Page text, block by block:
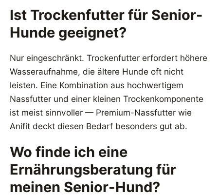
Ist Trockenfutter für Senior-
Hunde geeignet?
Nur eingeschränkt. Trockenfutter erfordert höhere
Wasseraufnahme, die ältere Hunde oft nicht
leisten. Eine Kombination aus hochwertigem
Nassfutter und einer kleinen Trockenkomponente
ist meist sinnvoller — Premium-Nassfutter wie
Anifit deckt diesen Bedarf besonders gut ab.
Wo finde ich eine
Ernährungsberatung für
meinen Senior-Hund?